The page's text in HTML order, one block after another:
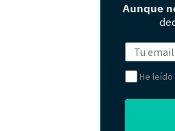
Aunque
He